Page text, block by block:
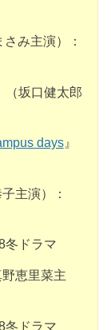
さみ主演）：
（坂口健太郎
days』
主演）：
冬ドラマ
野恵里菜主
冬ドラマ